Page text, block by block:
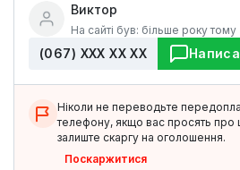
Виктор
На сайті був: більше року тому
(067) ХХХ ХХ ХХ
Ніколи не переводьте
телефону, якщо вас просять про
залиште скаргу на оголошення.
Поскаржитися